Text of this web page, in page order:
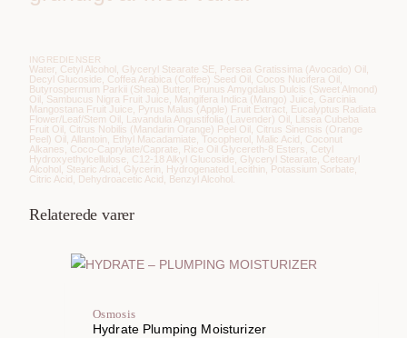
INGREDIENSER
Water, Cetyl Alcohol, Glyceryl Stearate SE, Persea Gratissima (Avocado) Oil,
Decyl Glucoside, Coffea Arabica (Coffee) Seed Oil, Cocos Nucifera Oil,
Butyrospermum Parkii (Shea) Butter, Prunus Amygdalus Dulcis (Sweet Almond)
Oil, Sambucus Nigra Fruit Juice, Mangifera Indica (Mango) Juice, Garcinia
Mangostana Fruit Juice, Pyrus Malus (Apple) Fruit Extract, Eucalyptus Radiata
Flower/Leaf/Stem Oil, Lavandula Angustifolia (Lavender) Oil, Litsea Cubeba
Fruit Oil, Citrus Nobilis (Mandarin Orange) Peel Oil, Citrus Sinensis (Orange
Peel) Oil, Allantoin, Ethyl Macadamiate, Tocopherol, Malic Acid, Coconut
Alkanes, Coco-Caprylate/Caprate, Rice Oil Glycereth-8 Esters, Cetyl
Hydroxyethylcellulose, C12-18 Alkyl Glucoside, Glyceryl Stearate, Cetearyl
Alcohol, Stearic Acid, Glycerin, Hydrogenated Lecithin, Potassium Sorbate,
Citric Acid, Dehydroacetic Acid, Benzyl Alcohol.
Relaterede varer
Osmosis
Hydrate Plumping Moisturizer